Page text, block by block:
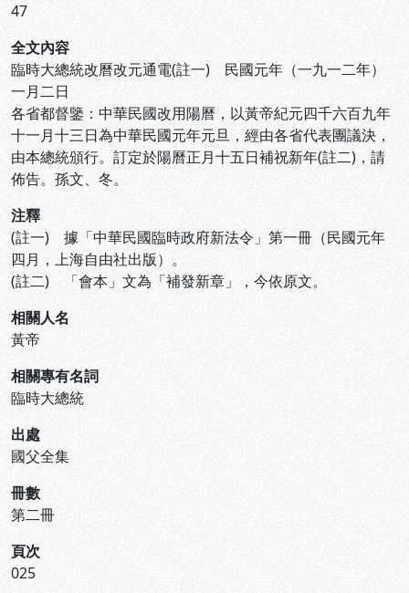
47
全文內容
臨時大總統改曆改元通電(註一) 民國元年（一九一二年）
一月二日
各省都督鑒：中華民國改用陽曆，以黃帝紀元四千六百九年
十一月十三日為中華民國元年元旦，經由各省代表團議決，
由本總統頒行。訂定於陽曆正月十五日補祝新年(註二)，請
佈告。孫文、冬。
注釋
(註一) 據「中華民國臨時政府新法令」第一冊（民國元年
四月，上海自由社出版）。
(註二) 「會本」文為「補發新章」，今依原文。
相關人名
黃帝
相關專有名詞
臨時大總統
出處
國父全集
冊數
第二冊
頁次
025